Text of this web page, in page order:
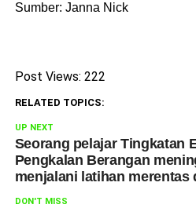
Sumber: Janna Nick
Post Views: 222
RELATED TOPICS:
UP NEXT
Seorang pelajar Tingkatan
Pengkalan Berangan
menjalani latihan merentas
DON'T MISS